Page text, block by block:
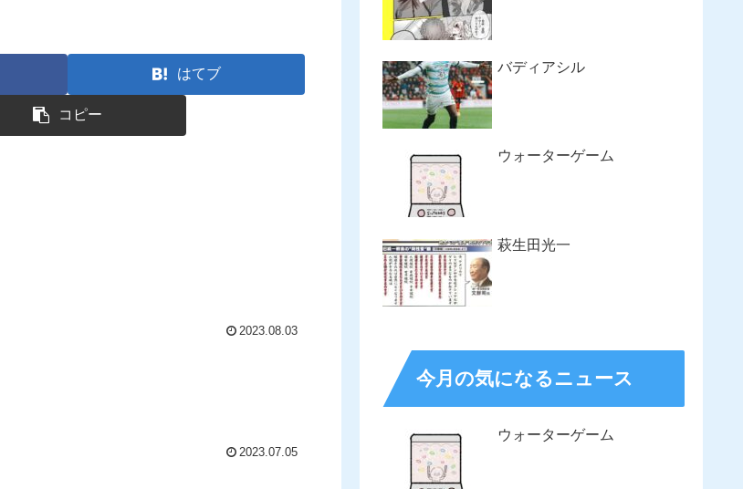
はてブ
コピー
2023.08.03
2023.07.05
バディアシル
ウォーターゲーム
萩生田光一
今月の気になるニュース
ウォーターゲーム